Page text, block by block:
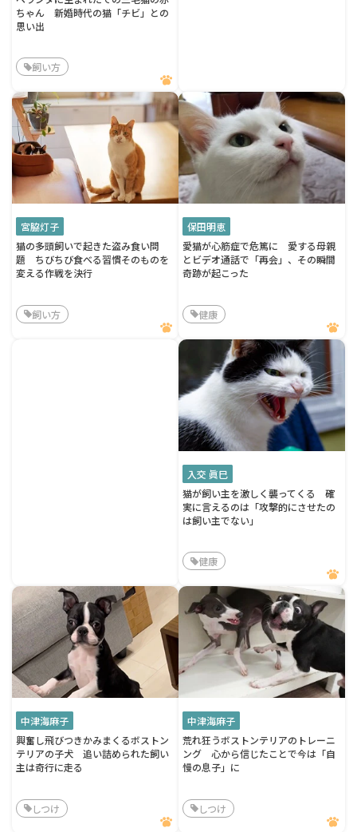
ちゃん 新婚時代の猫「チビ」との
思い出
飼い方
宮脇灯子
猫の多頭飼いで起きた盗み食い問
題 ちびちび食べる習慣そのものを
変える作戦を決行
飼い方
保田明恵
愛猫が心筋症で危篤に 愛する母親
とビデオ通話で「再会」、その瞬間
奇跡が起こった
健康
入交 眞巳
猫が飼い主を激しく襲ってくる 確
実に言えるのは「攻撃的にさせたの
は飼い主でない」
健康
中津海麻子
興奮し飛びつきかみまくるボストン
テリアの子犬 追い詰められた飼い
主は奇行に走る
しつけ
中津海麻子
荒れ狂うボストンテリアのトレーニ
ング 心から信じたことで今は「自
慢の息子」に
しつけ